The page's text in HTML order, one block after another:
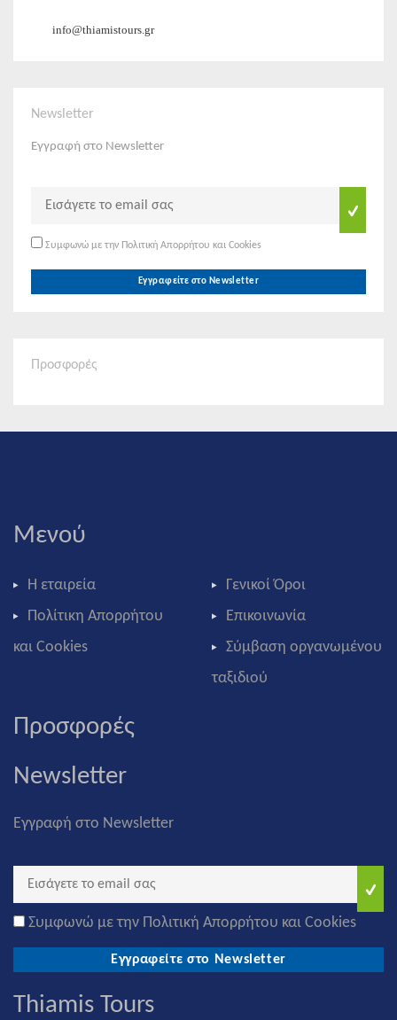
info@thiamistours.gr
Newsletter
Εγγραφή στο Newsletter
Συμφωνώ με την Πολιτική Απορρήτου και Cookies
Εγγραφείτε στο Newsletter
Προσφορές
Μενού
Η εταιρεία Γενικοί Όροι
Πολίτικη Απορρήτου
και Cookies
Επικοινωνία
Σύμβαση οργανωμένου
ταξιδιού
Προσφορές
Newsletter
Εγγραφή στο Newsletter
Συμφωνώ με την Πολιτική Απορρήτου και Cookies
Εγγραφείτε στο Newsletter
Thiamis Tours